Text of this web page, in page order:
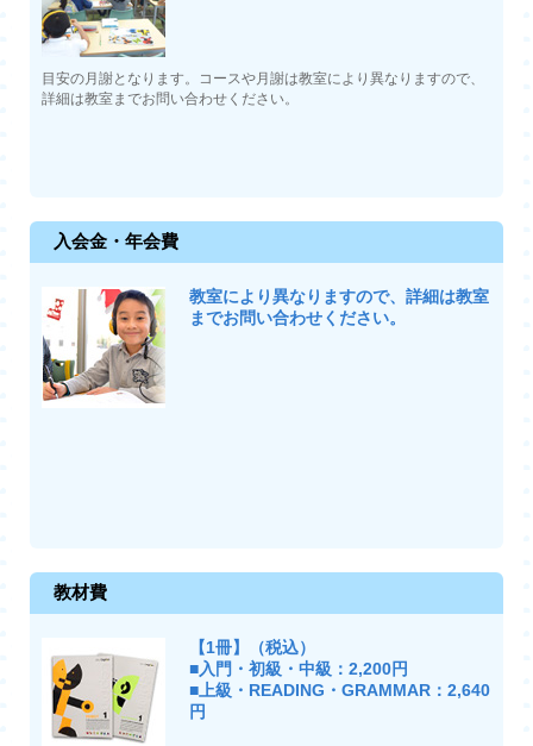
目安の月謝となります。コースや月謝は教室により異なりますので、
詳細は教室までお問い合わせください。
入会金・年会費
教室により異なりますので、詳細は教室
までお問い合わせください。
教材費
【1冊】（税込）
■入門・初級・中級：2,200円
■上級・READING・GRAMMAR：2,640
円